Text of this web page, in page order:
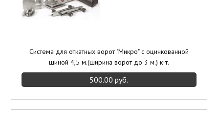
Система для откатных ворот "Микро" с оцинкованной
шиной 4,5 м.(ширина ворот до 3 м.) к-т.
500.00 руб.